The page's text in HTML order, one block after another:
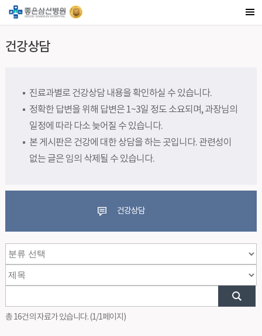
건강상담
진료과별로 건강상담 내용을 확인하실 수 있습니다.
정확한 답변을 위해 답변은 1~3일 정도 소요되며, 과장님의
일정에 따라 다소 늦어질 수 있습니다.
본 게시판은 건강에 대한 상담을 하는 곳입니다. 관련성이
없는 글은 임의 삭제될 수 있습니다.
건강상담
총 16건의 자료가 있습니다. (1/1페이지)